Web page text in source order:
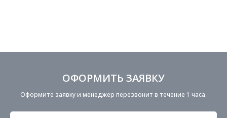
ОФОРМИТЬ ЗАЯВКУ
Оформите заявку и менеджер перезвонит в течение 1 часа.